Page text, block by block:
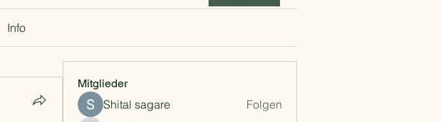
Info
Mitglieder
Shital sagare Folgen